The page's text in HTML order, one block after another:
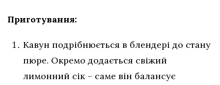
Приготування:
Кавун подрібнюється в блендері до стану
пюре. Окремо додається свіжий
лимонний сік – саме він балансує